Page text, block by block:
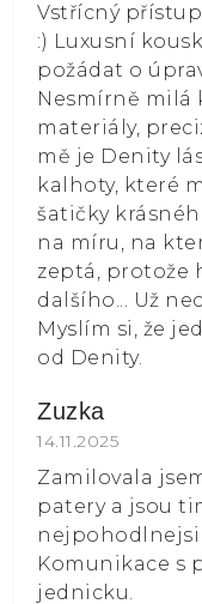
Vstřícný
:) Luxusní
požádat o
Nesmírně milá
materiály,
mě je Denity
kalhoty, které
šatičky
na míru, na
zeptá, protože
dalšího... Už
Myslím si, že
od Denity.
Zuzka
Hodnocení
14.11.2025
Zamilovala
patery a jsou
Komunikace s
jednicku.